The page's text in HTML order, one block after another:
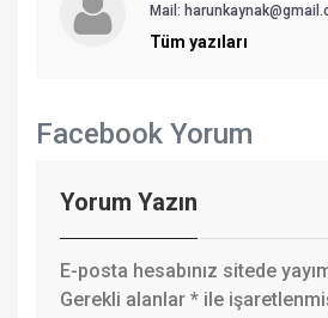
Mail:
Tüm yazıları
Facebook Yorum
Yorum Yazın
E-posta hesabınız sitede
Gerekli alanlar * ile